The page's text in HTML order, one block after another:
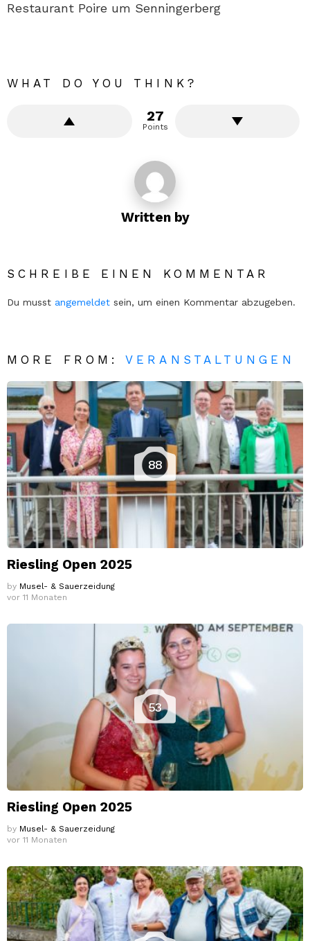
Restaurant Poire um Senningerberg
WHAT DO YOU THINK?
27
Points
Written by
SCHREIBE EINEN KOMMENTAR
Du musst angemeldet sein, um einen Kommentar abzugeben.
MORE FROM:VERANSTALTUNGEN
88
Riesling Open 2025
by Musel- & Sauerzeidung
vor 11 Monaten
53
Riesling Open 2025
by Musel- & Sauerzeidung
vor 11 Monaten